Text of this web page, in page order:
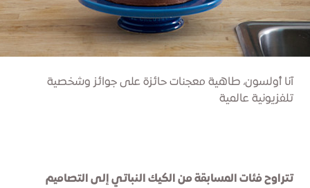
آنا أولسون، طاهية معجنات حائزة على جوائز وشخصية
تلفزيونية عالمية
تتراوح فئات المسابقة من الكيك النباتي إلى التصاميم